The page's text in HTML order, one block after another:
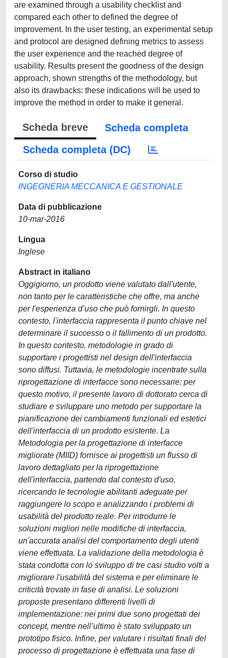
are examined through a usability checklist and
compared each other to defined the degree of
improvement. In the user testing, an experimental setup
and protocol are designed defining metrics to assess
the user experience and the reached degree of
usability. Results present the goodness of the design
approach, shown strengths of the methodology, but
also its drawbacks: these indications will be used to
improve the method in order to make it general.
Scheda breve
Scheda completa
Scheda completa (DC)
Corso di studio
INGEGNERIA MECCANICA E GESTIONALE
Data di pubblicazione
10-mar-2016
Lingua
Inglese
Abstract in italiano
Oggigiorno, un prodotto viene valutato dall'utente,
non tanto per le caratteristiche che offre, ma anche
per l'esperienza d’uso che può fornirgli. In questo
contesto, l'interfaccia rappresenta il punto chiave nel
determinare il successo o il fallimento di un prodotto.
In questo contesto, metodologie in grado di
supportare i progettisti nel design dell'interfaccia
sono diffusi. Tuttavia, le metodologie incentrate sulla
riprogettazione di interfacce sono necessarie: per
questo motivo, il presente lavoro di dottorato cerca di
studiare e sviluppare uno metodo per supportare la
pianificazione dei cambiamenti funzionali ed estetici
dell'interfaccia di un prodotto esistente. La
Metodologia per la progettazione di interfacce
migliorate (MIID) fornisce ai progettisti un flusso di
lavoro dettagliato per la riprogettazione
dell'interfaccia, partendo dal contesto d'uso,
ricercando le tecnologie abilitanti adeguate per
raggiungere lo scopo e analizzando i problemi di
usabilità del prodotto reale. Per introdurre le
soluzioni migliori nelle modifiche di interfaccia,
un'accurata analisi del comportamento degli utenti
viene effettuata. La validazione della metodologia è
stata condotta con lo sviluppo di tre casi studio volti a
migliorare l'usabilità del sistema e per eliminare le
criticità trovate in fase di analisi. Le soluzioni
proposte presentano differenti livelli di
implementazione: nei primi due sono progettati dei
concept, mentre nell’ultimo è stato sviluppato un
prototipo fisico. Infine, per valutare i risultati finali del
processo di progettazione è effettuata una fase di